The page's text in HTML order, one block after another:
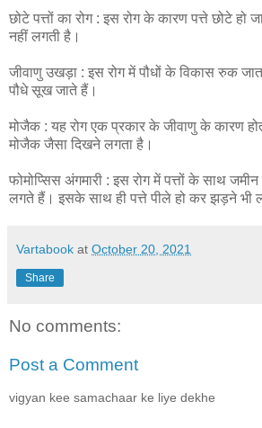
छोटे पत्तों का रोग : इस रोग के कारण पत्ते छोटे
नहीं लगती है।
जीवाणु उखड़ा : इस रोग में पौधों के विकास रुक
पौधे सूख जाते हैं।
मोजैक : यह रोग एक प्रकार के जीवाणु के कारण
मोजैक जैसा दिखने लगता है।
फोमोप्सिस अंगमारी : इस रोग में पत्तों के साथ
लगते हैं। इसके साथ ही पत्ते पीले हो कर झड़ने भी
Vartabook at October 20, 2021
Share
No comments:
Post a Comment
vigyan kee samachaar ke liye dekhe